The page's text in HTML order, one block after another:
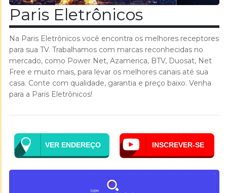
Paris Eletrônicos
Na Paris Eletrônicos você encontra os melhores receptores
para sua TV. Trabalhamos com marcas reconhecidas no
mercado, como Power Net, Azamerica, BTV, Duosat, Net
Free e muito mais, para levar os melhores canais até sua
casa. Conte com qualidade, garantia e preço baixo. Venha
para a Paris Eletrônicos!
VER ENDEREÇO INSCREVER-SE